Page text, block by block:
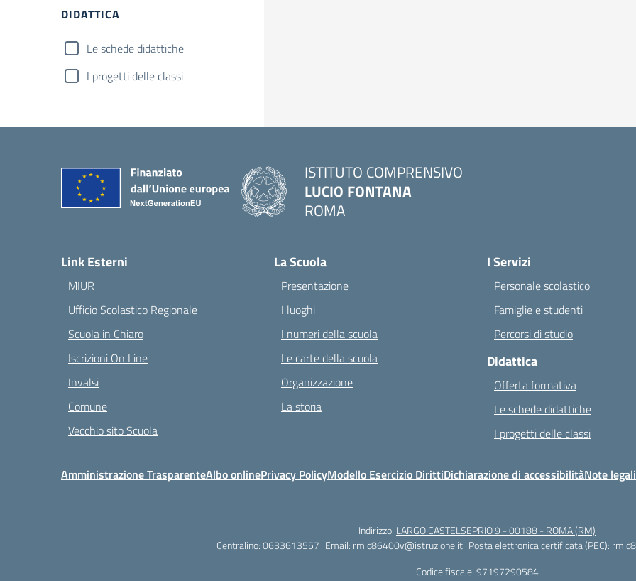
DIDATTICA
Le schede didattiche
I progetti delle classi
ISTITUTO COMPRENSIVO
LUCIO FONTANA
ROMA
Link Esterni
MIUR
Ufficio Scolastico Regionale
Scuola in Chiaro
Iscrizioni On Line
Invalsi
Comune
Vecchio sito Scuola
La Scuola
Presentazione
I luoghi
I numeri della scuola
Le carte della scuola
Organizzazione
La storia
I Servizi
Personale scolastico
Famiglie e studenti
Percorsi di studio
Didattica
Offerta formativa
Le schede didattiche
I progetti delle classi
Amministrazione TrasparenteAlbo onlinePrivacy PolicyModello Esercizio DirittiDichiarazione di accessibilitàNote legali
Indirizzo: LARGO CASTELSEPRIO 9 - 00188 - ROMA (RM)
Centralino:0633613557 Email: rmic86400v@istruzione.it Posta elettronica certificata (PEC):
Codice fiscale: 97197290584